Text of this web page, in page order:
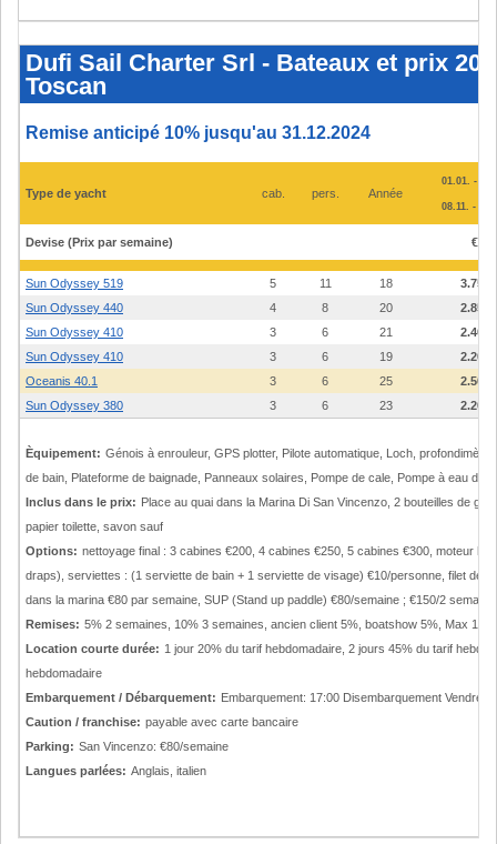
Sail
Charter
Srl
Bateaux
prix
2025
Vincenzo,
Scarlino
Dufi Sail Charter Srl - Bateaux et prix
Toscan
Remise anticipé 10% jusqu'au 31.12.2024
Type de yacht cab. pers. Année
01.01. -
08.11. -
Devise (Prix par semaine) €
Sun Odyssey 519 5 11 18
3.750
Sun Odyssey 440
4 8 20
2.850
Sun Odyssey 410
3 6 21
2.400
Sun Odyssey 410
3 6 19
2.200
Oceanis 40.1
3 6 25
2.500
Sun Odyssey 380
3 6 23 2.200
Èquipement: Génois à enrouleur, GPS plotter, Pilote automatique, Loch,
de bain, Plateforme de baignade, Panneaux solaires, Pompe de cale, Pompe à eau
Inclus dans le prix: Place au quai dans la Marina Di San Vincenzo, 2 bouteilles de
papier toilette, savon sauf
Options: nettoyage final : 3 cabines €200, 4 cabines €250, 5 cabines €300, moteur
draps), serviettes : (1 serviette de bain + 1 serviette de visage) €10/personne, filet de
dans la marina €80 par semaine, SUP (Stand up paddle) €80/semaine ; €150/2
Remises: 5% 2 semaines, 10% 3 semaines, ancien client 5%, boatshow 5%, Max
Location courte durée: 1 jour 20% du tarif hebdomadaire, 2 jours 45% du tarif
hebdomadaire
Embarquement / Débarquement: Embarquement: 17:00 Disembarquement Vendredi
Caution / franchise: payable avec carte bancaire
Parking: San Vincenzo: €80/semaine
Langues parlées: Anglais, italien